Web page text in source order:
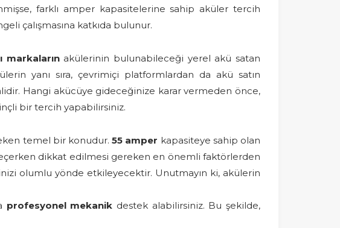
farklı amper kapasitelerine sahip aküler tercih
çalışmasına katkıda bulunur.
markalarınakülerinin bulunabileceği yerel akü satan
yanı sıra, çevrimiçi platformlardan da akü satın
Hangi akücüye gideceğinize karar vermeden önce,
bir tercih yapabilirsiniz.
temel bir konudur.55 amper kapasiteye sahip olan
seçerken dikkat edilmesi gereken en önemli faktörlerden
olumlu yönde etkileyecektir. Unutmayın ki, akülerin
profesyonel mekanik destek alabilirsiniz. Bu şekilde,